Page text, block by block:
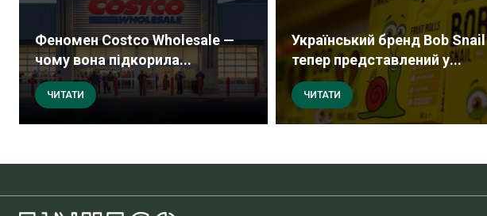
Феномен Costco Wholesale —
чому вона підкорила...
ЧИТАТИ
Український бренд Bob Snail
тепер представлений у...
ЧИТАТИ